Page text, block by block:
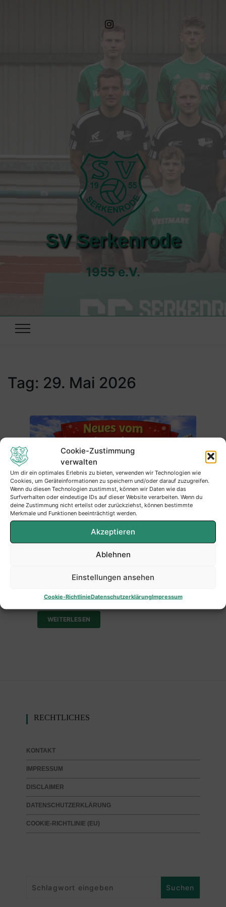
Cookie-Zustimmung
verwalten
Um dir ein optimales Erlebnis zu bieten, verwenden wir Technologien wie
Cookies, um Geräteinformationen zu speichern und/oder darauf zuzugreifen.
Wenn du diesen Technologien zustimmst, können wir Daten wie das
Surfverhalten oder eindeutige IDs auf dieser Website verarbeiten. Wenn du
deine Zustimmung nicht erteilst oder zurückziehst, können bestimmte
Merkmale und Funktionen beeinträchtigt werden.
Akzeptieren
Ablehnen
Einstellungen ansehen
Cookie-RichtlinieDatenschutzerklärungImpressum
SV Serkenrode
1955 e.V.
Tag: 29. Mai 2026
WP Olpe Sport 29.05.26
Christopher Hennes – SG
neuen Saison zur SG
Serkenrode/Fretter.
WEITERLESEN
RECHTLICHES
KONTAKT
IMPRESSUM
DISCLAIMER
DATENSCHUTZERKLÄRUNG
COOKIE-RICHTLINIE (EU)